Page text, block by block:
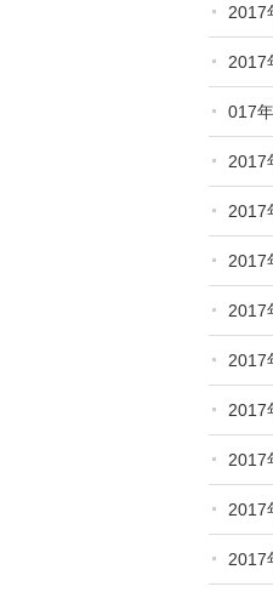
2017
2017
017
2017
2017
2017
2017
2017
2017
2017
2017
2017